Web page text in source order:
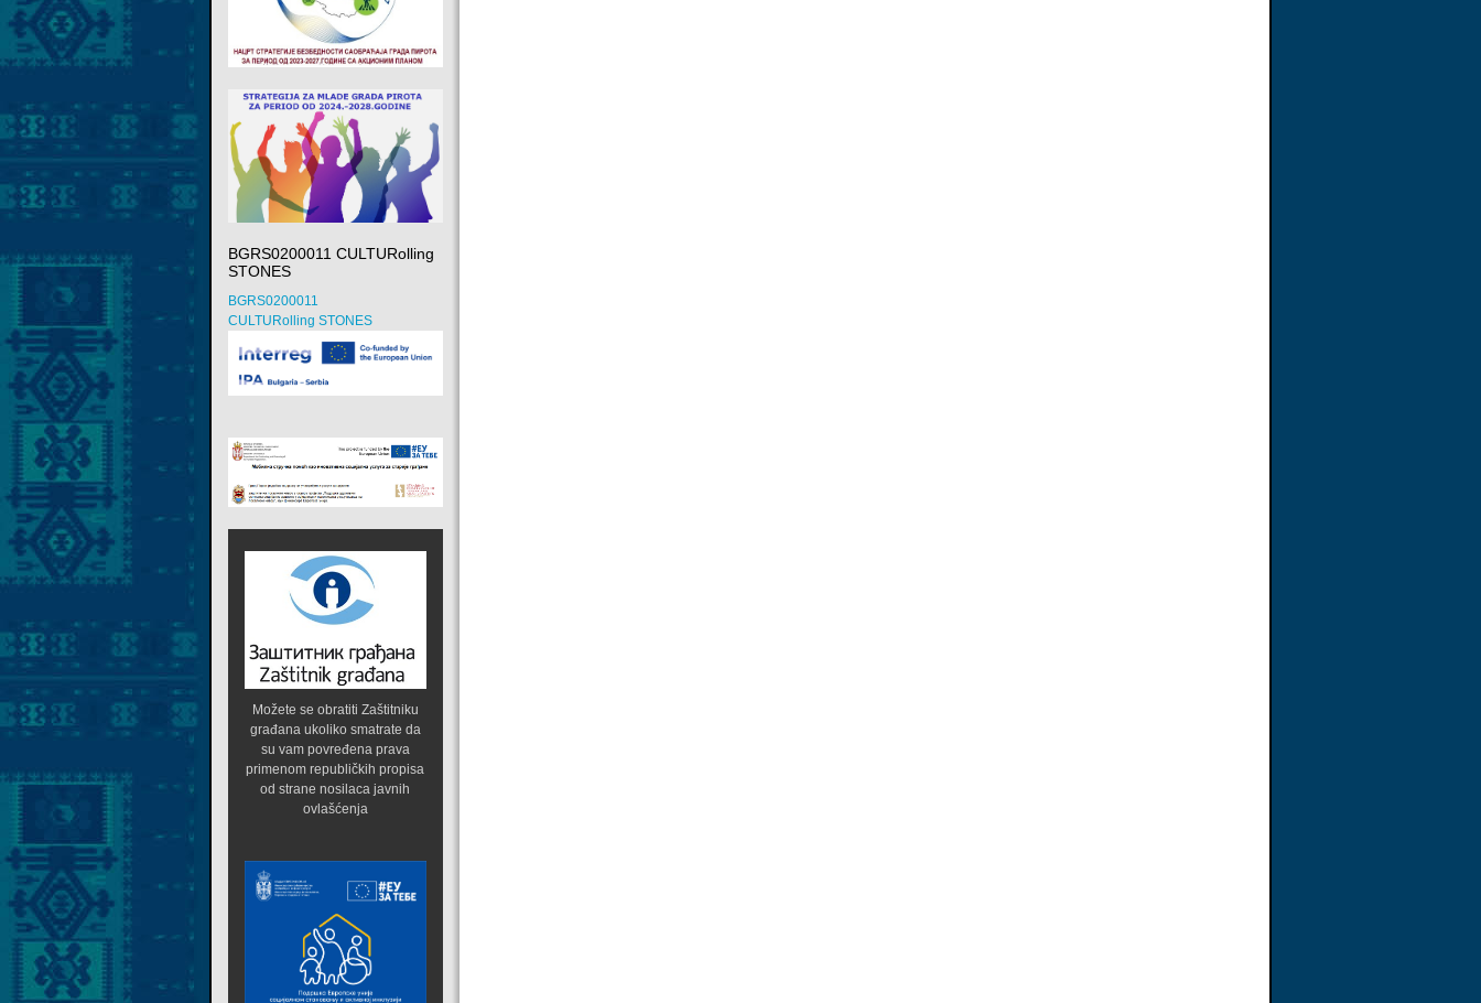
BGRS0200011 CULTURolling
STONES
BGRS0200011
CULTURolling STONES
Možete se obratiti Zaštitniku
građana ukoliko smatrate da
su vam povređena prava
primenom republičkih propisa
od strane nosilaca javnih
ovlašćenja